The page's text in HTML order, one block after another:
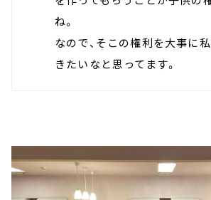
ね。
なので、そこの権利を大事に
きたいなと思ってます。